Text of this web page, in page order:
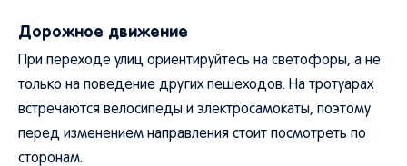
Дорожное движение
При переходе улиц ориентируйтесь на светофоры, а не
только на поведение других пешеходов. На тротуарах
встречаются велосипеды и электросамокаты, поэтому
перед изменением направления стоит посмотреть по
сторонам.